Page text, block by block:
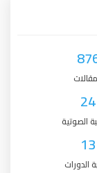
24
الصوتية
13
الدورات